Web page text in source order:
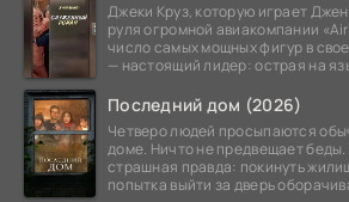
Джеки Круз, которую играет
руля огромной авиакомпании
число самых мощных фигур в
— настоящий лидер: острая на
Последний дом (2026)
Четверо людей просыпаются
доме. Ничто не предвещает
страшная правда: покинуть
попытка выйти за дверь